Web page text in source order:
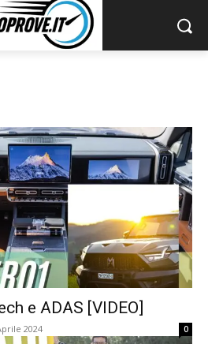
e ADAS [VIDEO]
2024 0